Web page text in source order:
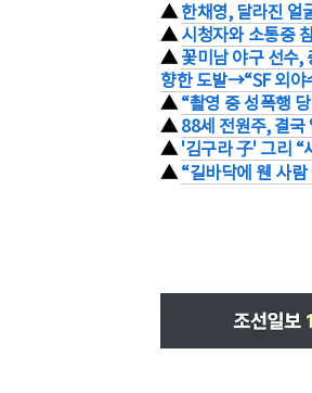
▲한채영, 달라진 얼
▲시청자와 소통중
▲꽃미남 야구 선수,
향한 도발→“SF 외야
▲“촬영 중 성폭행
▲88세 전원주, 결국
▲'김구라 子' 그리 “
▲“길바닥에 웬 사